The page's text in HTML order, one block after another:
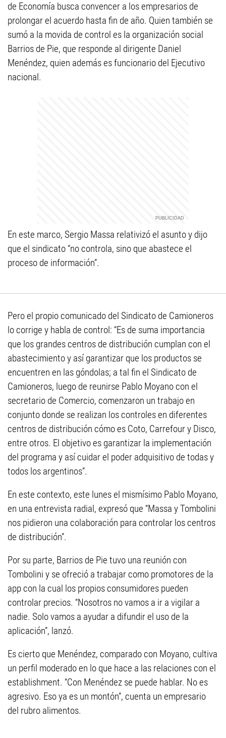
de Economía busca convencer a los empresarios de
prolongar el acuerdo hasta fin de año. Quien también se
sumó a la movida de control es la organización social
Barrios de Pie, que responde al dirigente Daniel
Menéndez, quien además es funcionario del Ejecutivo
nacional.
En este marco, Sergio Massa relativizó el asunto y dijo
que el sindicato “no controla, sino que abastece el
proceso de información”.
Pero el propio comunicado del Sindicato de Camioneros
lo corrige y habla de control: “Es de suma importancia
que los grandes centros de distribución cumplan con el
abastecimiento y así garantizar que los productos se
encuentren en las góndolas; a tal fin el Sindicato de
Camioneros, luego de reunirse Pablo Moyano con el
secretario de Comercio, comenzaron un trabajo en
conjunto donde se realizan los controles en diferentes
centros de distribución cómo es Coto, Carrefour y Disco,
entre otros. El objetivo es garantizar la implementación
del programa y así cuidar el poder adquisitivo de todas y
todos los argentinos”.
En este contexto, este lunes el mismísimo Pablo Moyano,
en una entrevista radial, expresó que “Massa y Tombolini
nos pidieron una colaboración para controlar los centros
de distribución”.
Por su parte, Barrios de Pie tuvo una reunión con
Tombolini y se ofreció a trabajar como promotores de la
app con la cual los propios consumidores pueden
controlar precios. “Nosotros no vamos a ir a vigilar a
nadie. Solo vamos a ayudar a difundir el uso de la
aplicación”, lanzó.
Es cierto que Menéndez, comparado con Moyano, cultiva
un perfil moderado en lo que hace a las relaciones con el
establishment. “Con Menéndez se puede hablar. No es
agresivo. Eso ya es un montón”, cuenta un empresario
del rubro alimentos.